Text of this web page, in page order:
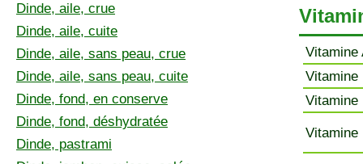
Dinde, aile, crue
Dinde, aile, cuite
Dinde, aile, sans peau, crue
Dinde, aile, sans peau, cuite
Dinde, fond, en conserve
Dinde, fond, déshydratée
Dinde, pastrami
Vitamine
Vitamine
Vitamine
Vitamine